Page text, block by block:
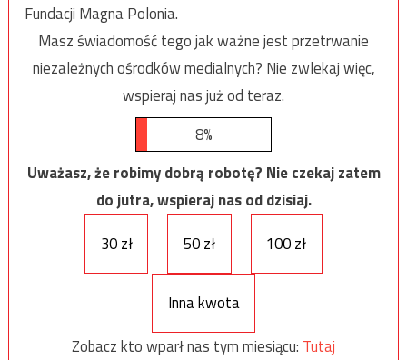
Fundacji Magna Polonia.
Masz świadomość tego jak ważne jest przetrwanie
niezależnych ośrodków medialnych? Nie zwlekaj więc,
wspieraj nas już od teraz.
8%
Uważasz, że robimy dobrą robotę? Nie czekaj zatem
do jutra, wspieraj nas od dzisiaj.
30 zł
50 zł 100 zł
Inna kwota
Zobacz kto wparł nas tym miesiącu: Tutaj